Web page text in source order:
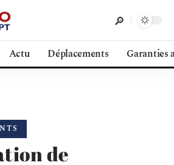
Actu Déplacements Garanties
de